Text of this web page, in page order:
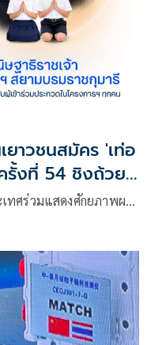
าวชนสมัคร 'เท่อ
รั้งที่ 54 ชิงถ้วย
ทศร่วมแสดงศักยภาพผ…